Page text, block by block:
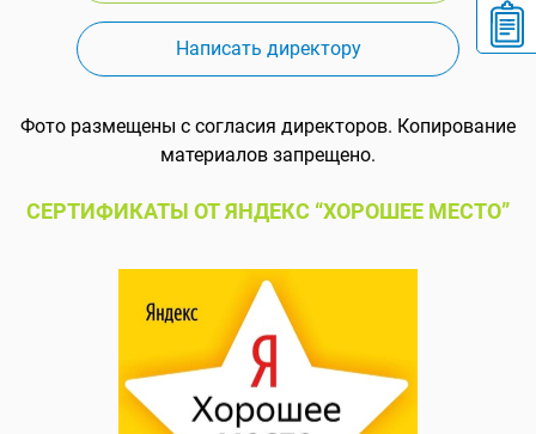
Написать директору
Фото размещены с согласия директоров. Копирование
материалов запрещено.
СЕРТИФИКАТЫ ОТ ЯНДЕКС “ХОРОШЕЕ МЕСТО”